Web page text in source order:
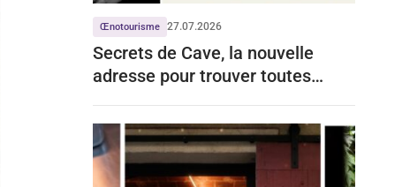
Œnotourisme 27.07.2026
Secrets de Cave, la nouvelle
adresse pour trouver toutes